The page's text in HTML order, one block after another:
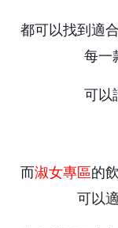
都可以找到適
每一
可以
而淑女專區的
可以